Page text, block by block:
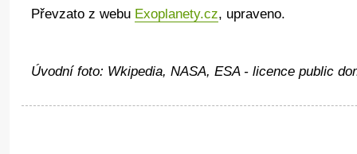
Převzato z webu Exoplanety.cz, upraveno.
Úvodní foto: Wkipedia, NASA, ESA - licence public